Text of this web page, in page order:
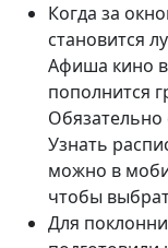
Когда за
становится
Афиша кино в
пополнится
Обязательно
Узнать
можно в
чтобы
Для